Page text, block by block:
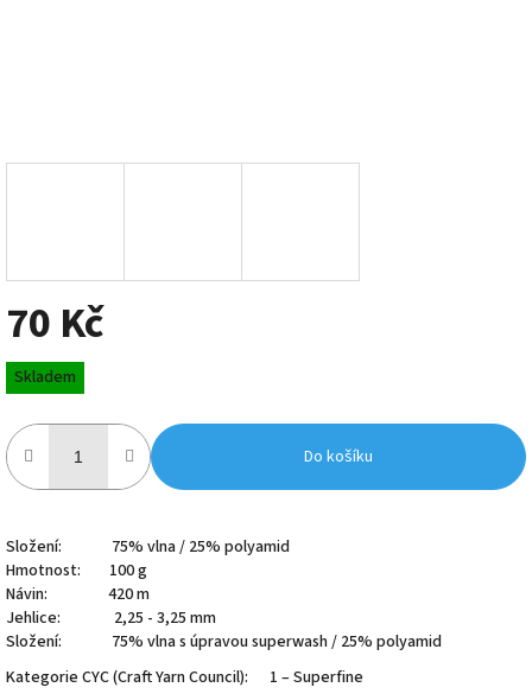
70 Kč
Měrná
cena:
Skladem
Do košíku
Složení:
75% vlna / 25% polyamid
Hmotnost: 100 g
Návin: 420 m
Jehlice: 2,25 - 3,25 mm
Složení: 75% vlna s úpravou superwash / 25% polyamid
Kategorie CYC (Craft Yarn Council): 1 – Superfine